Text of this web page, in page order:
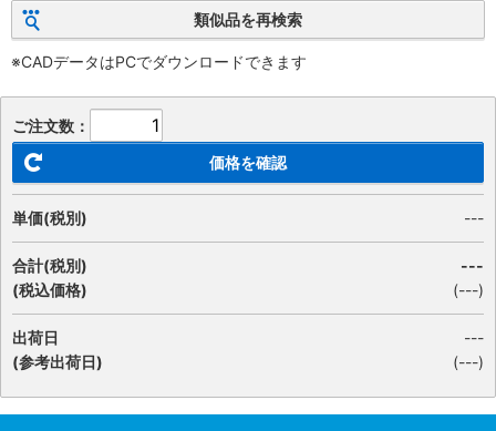
類似品を再検索
※CADデータはPCでダウンロードできます
ご注文数：
価格を確認
単価(税別) ---
合計(税別)
(税込価格)
---
(---)
出荷日
(参考出荷日)
---
(---)